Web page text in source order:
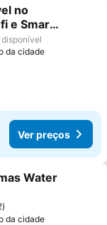
favoritos
no
e Smart
da cidade
Ver preços
favoritos
Water
da cidade